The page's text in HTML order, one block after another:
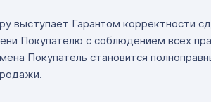
выступает Гарантом корректности
Покупателю с соблюдением всех
Покупатель становится